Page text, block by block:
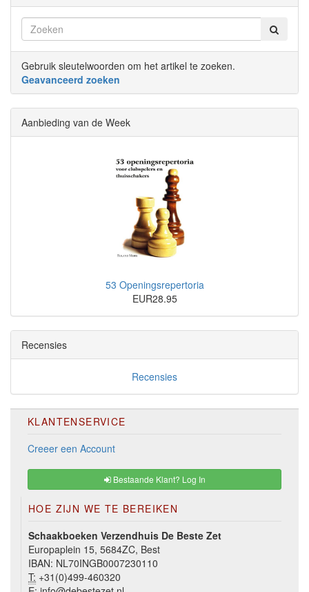
Gebruik sleutelwoorden om het artikel te zoeken.
Geavanceerd zoeken
Aanbieding van de Week
53 Openingsrepertoria
EUR28.95
Recensies
Recensies
KLANTENSERVICE
Creeer een Account
Bestaande Klant? Log In
HOE ZIJN WE TE BEREIKEN
Schaakboeken Verzendhuis De Beste Zet
Europaplein 15, 5684ZC, Best
IBAN: NL70INGB0007230110
T: +31(0)499-460320